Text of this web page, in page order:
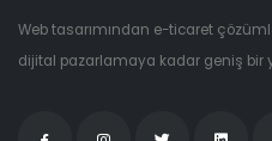
Web tasarımından e-ticaret
dijital pazarlamaya kadar geniş bir